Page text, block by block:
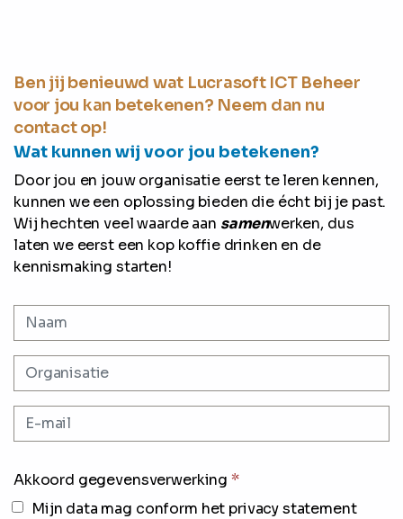
Ben jij benieuwd wat Lucrasoft ICT Beheer
voor jou kan betekenen? Neem dan nu
contact op!
Wat kunnen wij voor jou betekenen?
Door jou en jouw organisatie eerst te leren kennen,
kunnen we een oplossing bieden die écht bij je past.
Wij hechten veel waarde aan samenwerken, dus
laten we eerst een kop koffie drinken en de
kennismaking starten!
Akkoord gegevensverwerking *
Mijn data mag conform het privacy statement